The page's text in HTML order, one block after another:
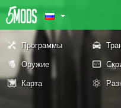
Программы
Оружие
Карта